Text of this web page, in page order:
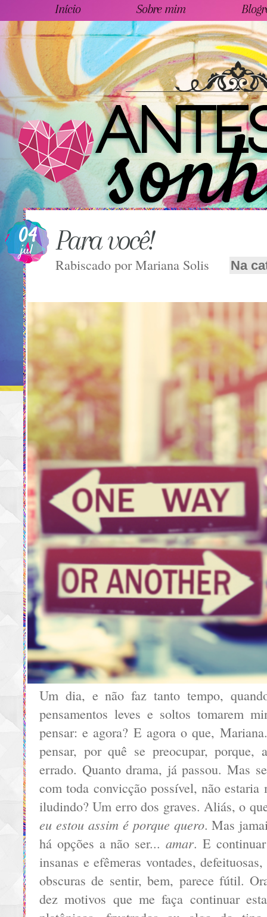
Início Sobre mim
04
jul Para você!
Rabiscado porMariana Solis Na
Um dia, e não faz tanto tempo,
pensamentos leves e soltos tomarem
pensar: e agora? E agora o que,
pensar, por quê se preocupar, porque,
errado. Quanto drama, já passou. Mas
com toda convicção possível, não
iludindo? Um erro dos graves. Aliás, o
eu estou assim é porque quero. Mas
há opções a não ser...amar. E
insanas e efêmeras vontades,
obscuras de sentir, bem, parece fútil.
dez motivos que me faça continuar